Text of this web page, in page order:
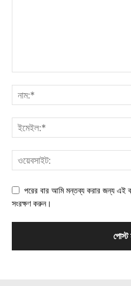
পরের বার আমি মন্তব্য করার জন্য এই
সংরক্ষণ করুন।